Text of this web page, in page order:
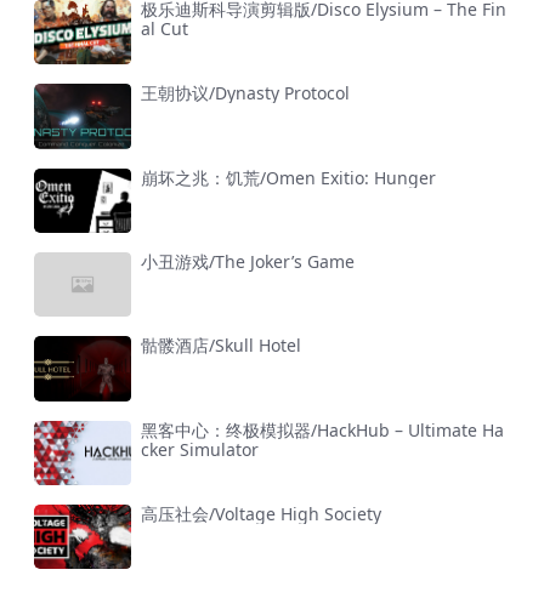
极乐迪斯科导演剪辑版/Disco Elysium – The Fin
al Cut
王朝协议/Dynasty Protocol
崩坏之兆：饥荒/Omen Exitio: Hunger
小丑游戏/The Joker’s Game
骷髅酒店/Skull Hotel
黑客中心：终极模拟器/HackHub – Ultimate Ha
cker Simulator
高压社会/Voltage High Society